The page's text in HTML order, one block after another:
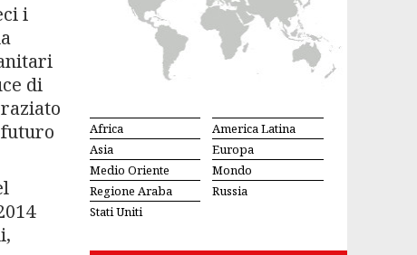
i
di
Africa
America Latina
Asia
Europa
Medio Oriente
Mondo
Regione Araba
Russia
Stati Uniti